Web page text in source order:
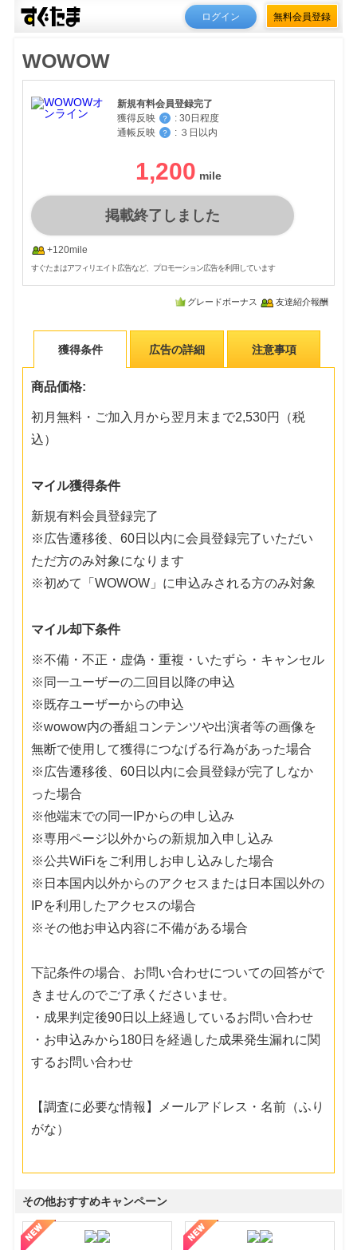
ログイン 無料会員登録
WOWOW
新規有料会員登録完了
獲得反映
？ : 30日程度
通帳反映
？ : ３日以内
1,200
掲載終了しました
+120mile
すぐたまはアフィリエイト広告など、プロモーション広告を利用しています
グレードボーナス 友達紹介報酬
獲得条件 広告の詳細 注意事項
商品価格:
初月無料・ご加入月から翌月末まで2,530円（税
込）
マイル獲得条件
新規有料会員登録完了
※広告遷移後、60日以内に会員登録完了いただい
ただ方のみ対象になります
※初めて「WOWOW」に申込みされる方のみ対象
マイル却下条件
※不備・不正・虚偽・重複・いたずら・キャンセル
※同一ユーザーの二回目以降の申込
※既存ユーザーからの申込
※wowow内の番組コンテンツや出演者等の画像を
無断で使用して獲得につなげる行為があった場合
※広告遷移後、60日以内に会員登録が完了しなか
った場合
※他端末での同一IPからの申し込み
※専用ページ以外からの新規加入申し込み
※公共WiFiをご利用しお申し込みした場合
※日本国内以外からのアクセスまたは日本国以外の
IPを利用したアクセスの場合
※その他お申込内容に不備がある場合
下記条件の場合、お問い合わせについての回答がで
きませんのでご了承くださいませ。
・成果判定後90日以上経過しているお問い合わせ
・お申込みから180日を経過した成果発生漏れに関
するお問い合わせ
【調査に必要な情報】メールアドレス・名前（ふり
がな）
その他おすすめキャンペーン